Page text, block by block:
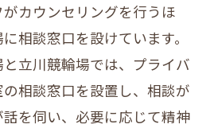
カウンセリングを行うほ
相談窓口を設けています。
立川競輪場では、プライバ
相談窓口を設置し、相談が
を伺い、必要に応じて精神